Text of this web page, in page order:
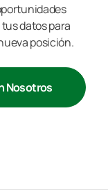
datos para
posición.
Nosotros